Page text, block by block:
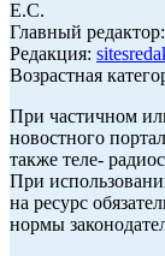
Е.С.
Главный
Редакция:
Возрастная
При частичном
новостного
также теле-
При
на ресурс
нормы